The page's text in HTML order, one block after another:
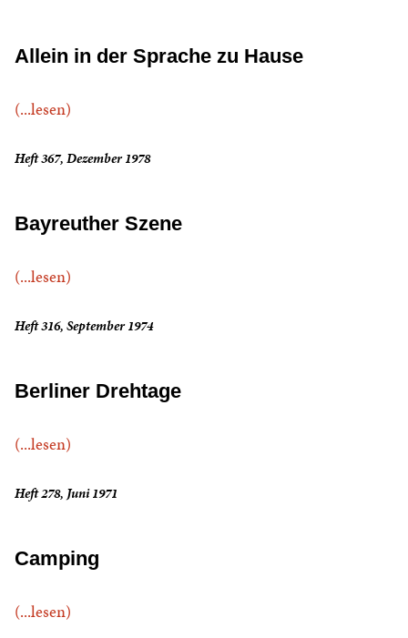
Allein in der Sprache zu Hause
(...lesen)
Heft 367, Dezember 1978
Bayreuther Szene
(...lesen)
Heft 316, September 1974
Berliner Drehtage
(...lesen)
Heft 278, Juni 1971
Camping
(...lesen)